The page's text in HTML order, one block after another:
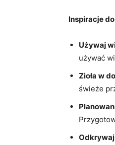
Inspiracje
Używaj
używać
Zioła w
świeże